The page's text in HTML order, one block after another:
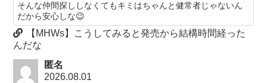
そんな仲間探ししなくてもキミはちゃんと健常者じゃないん
だから安心しな😉
【MHWs】こうしてみると発売から結構時間経った
んだな
匿名
2026.08.01